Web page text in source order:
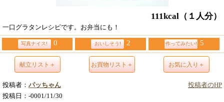
111kcal （１人分）
一口グラタンレシピです。お弁当にも！
写真ナイス! 0 おいしそう! 2 作ってみたい! 5
献立リスト＋ お買物リスト＋ お気に入り＋
投稿者のHP
投稿者： パッちゃん
投稿日： -0001/11/30